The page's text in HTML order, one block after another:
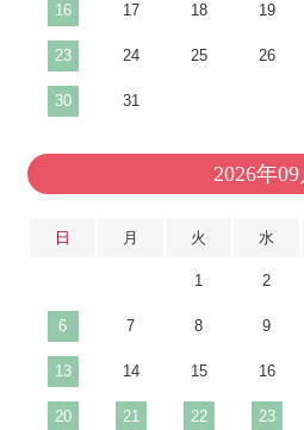
16 17 18 19
23 24 25 26
30 31
2026年09
日 月 火 水
1 2
6 7 8 9
13 14 15 16
20 21 22 23